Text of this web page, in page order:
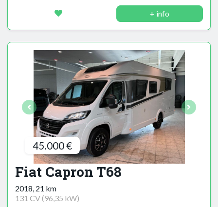
+ info
45.000 €
Fiat Capron T68
2018, 21 km
131 CV (96,35 kW)